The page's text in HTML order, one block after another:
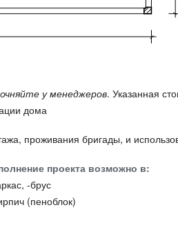
у менеджеров. Указанная
дома
проживания бригады, и
проекта возможно в:
-брус